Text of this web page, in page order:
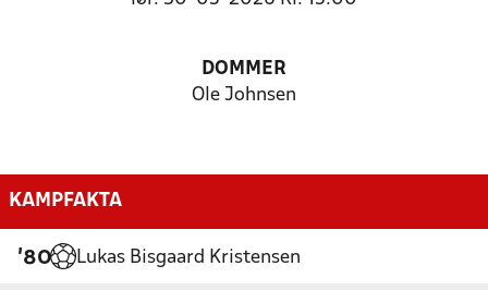
DOMMER
Ole Johnsen
KAMPFAKTA
'80 Lukas Bisgaard Kristensen